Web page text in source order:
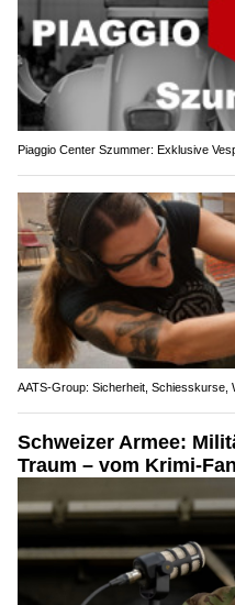
Piaggio Center Szummer: Exklusive
AATS-Group: Sicherheit, Schiesskurse,
Schweizer Armee:
Traum – vom Krimi-